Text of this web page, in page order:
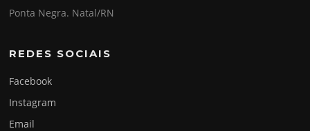
Ponta Negra. Natal/RN
REDES SOCIAIS
Facebook
Instagram
Email